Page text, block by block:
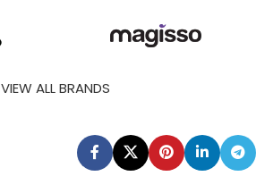
VIEW ALL BRANDS